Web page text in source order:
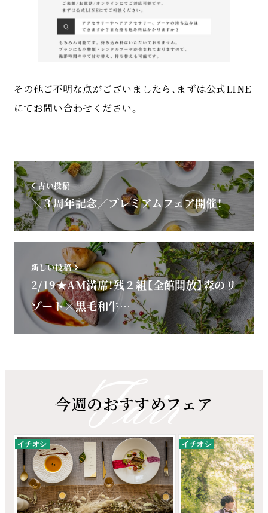
その他ご不明な点がございましたら、まずは公式LINE
にてお問い合わせください。
古い投稿
＼３周年記念／プレミアムフェア開催！
新しい投稿
2/19★AM満席！残２組【全館開放】森のリ
ゾート×黒毛和牛…
今週のおすすめフェア